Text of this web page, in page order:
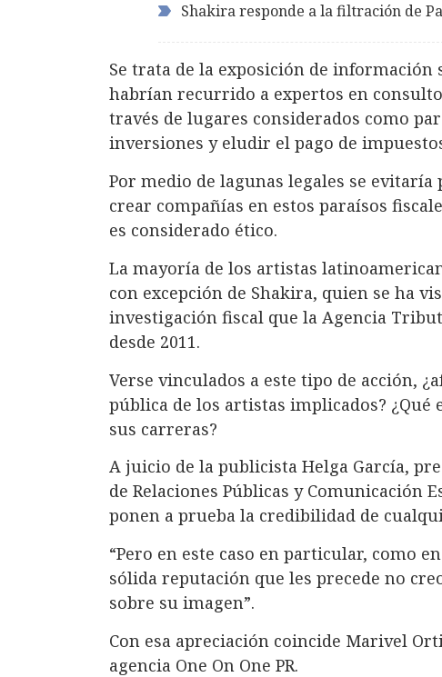
Shakira responde a la filtración de
Se trata de la exposición de información
habrían recurrido a expertos en
través de lugares considerados como
inversiones y eludir el pago de
Por medio de lagunas legales se
crear compañías en estos paraísos
es considerado ético.
La mayoría de los artistas
con excepción de Shakira, quien se ha
investigación fiscal que la Agencia
desde 2011.
Verse vinculados a este tipo de acción,
pública de los artistas implicados?
sus carreras?
A juicio de la publicista Helga García,
de Relaciones Públicas y Comunicación
ponen a prueba la credibilidad de
“Pero en este caso en particular, como
sólida reputación que les precede no
sobre su imagen”.
Con esa apreciación coincide Marivel
agencia One On One PR.